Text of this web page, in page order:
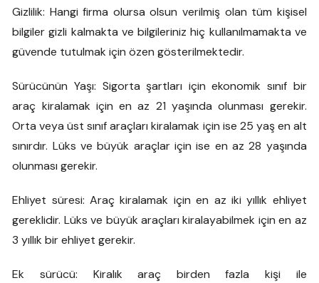
Gizlilik: Hangi firma olursa olsun verilmiş olan tüm kişisel
bilgiler gizli kalmakta ve bilgileriniz hiç kullanılmamakta ve
güvende tutulmak için özen gösterilmektedir.
Sürücünün Yaşı: Sigorta şartları için ekonomik sınıf bir
araç kiralamak için en az 21 yaşında olunması gerekir.
Orta veya üst sınıf araçları kiralamak için ise 25 yaş en alt
sınırdır. Lüks ve büyük araçlar için ise en az 28 yaşında
olunması gerekir.
Ehliyet süresi: Araç kiralamak için en az iki yıllık ehliyet
gereklidir. Lüks ve büyük araçları kiralayabilmek için en az
3 yıllık bir ehliyet gerekir.
Ek sürücü: Kiralık araç birden fazla kişi ile